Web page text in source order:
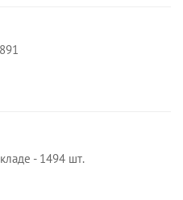
- 1494 шт.